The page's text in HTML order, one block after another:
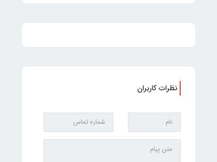
نظرات کاربران